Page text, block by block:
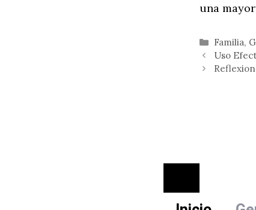
una
Familia,
Uso
Cerrar